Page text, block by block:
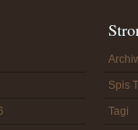
Spis
Tagi